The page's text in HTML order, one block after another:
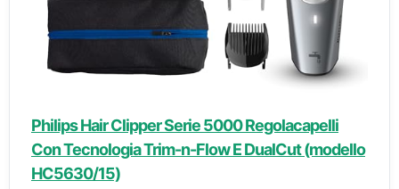
Philips Hair Clipper Serie 5000 Regolacapelli
Con Tecnologia Trim-n-Flow E DualCut (modello
HC5630/15)